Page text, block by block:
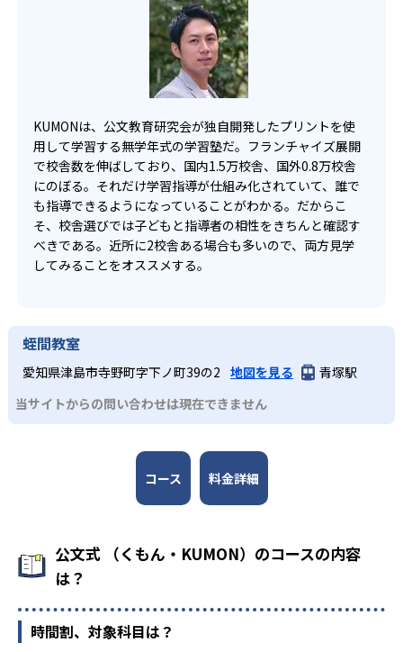
KUMONは、公文教育研究会が独自開発したプリントを使
用して学習する無学年式の学習塾だ。フランチャイズ展開
で校舎数を伸ばしており、国内1.5万校舎、国外0.8万校舎
にのぼる。それだけ学習指導が仕組み化されていて、誰で
も指導できるようになっていることがわかる。だからこ
そ、校舎選びでは子どもと指導者の相性をきちんと確認す
べきである。近所に2校舎ある場合も多いので、両方見学
してみることをオススメする。
蛭間教室
愛知県津島市寺野町字下ノ町39の2 地図を見る
青塚駅
当サイトからの問い合わせは現在できません
コース 料金詳細
公文式 （くもん・KUMON）のコースの内容
は？
時間割、対象科目は？